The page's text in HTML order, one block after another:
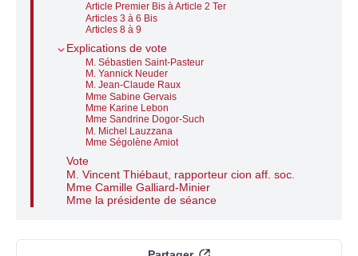
Article Premier Bis à Article 2 Ter
Articles 3 à 6 Bis
Articles 8 à 9
Explications de vote
M. Sébastien Saint-Pasteur
M. Yannick Neuder
M. Jean-Claude Raux
Mme Sabine Gervais
Mme Karine Lebon
Mme Sandrine Dogor-Such
M. Michel Lauzzana
Mme Ségolène Amiot
Vote
M. Vincent Thiébaut, rapporteur cion aff. soc.
Mme Camille Galliard-Minier
Mme la présidente de séance